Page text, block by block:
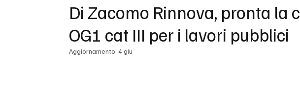
Di Zacomo Rinnova, pronta la
OG1 cat III per i lavori pubblici
Aggiornamento:4 giu